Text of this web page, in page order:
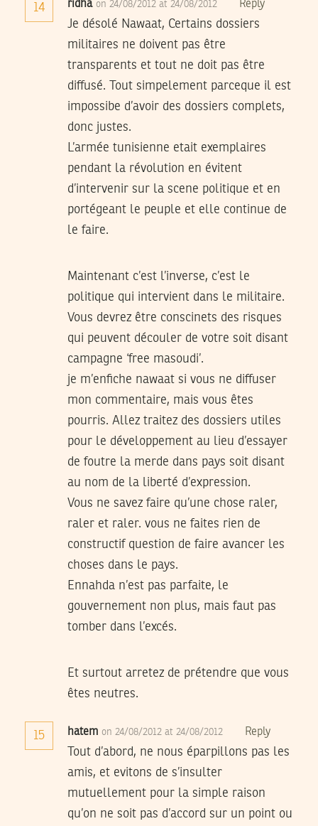
14 ridha on 24/08/2012 at 24/08/2012 Reply
Je désolé Nawaat, Certains dossiers
militaires ne doivent pas être
transparents et tout ne doit pas être
diffusé. Tout simpelement parceque il est
impossibe d’avoir des dossiers complets,
donc justes.
L’armée tunisienne etait exemplaires
pendant la révolution en évitent
d’intervenir sur la scene politique et en
portégeant le peuple et elle continue de
le faire.
Maintenant c’est l’inverse, c’est le
politique qui intervient dans le militaire.
Vous devrez être conscinets des risques
qui peuvent découler de votre soit disant
campagne ‘free masoudi’.
je m’enfiche nawaat si vous ne diffuser
mon commentaire, mais vous êtes
pourris. Allez traitez des dossiers utiles
pour le développement au lieu d’essayer
de foutre la merde dans pays soit disant
au nom de la liberté d’expression.
Vous ne savez faire qu’une chose raler,
raler et raler. vous ne faites rien de
constructif question de faire avancer les
choses dans le pays.
Ennahda n’est pas parfaite, le
gouvernement non plus, mais faut pas
tomber dans l’excés.
Et surtout arretez de prétendre que vous
êtes neutres.
15 hatem on 24/08/2012 at 24/08/2012 Reply
Tout d’abord, ne nous éparpillons pas les
amis, et evitons de s’insulter
mutuellement pour la simple raison
qu’on ne soit pas d’accord sur un point ou